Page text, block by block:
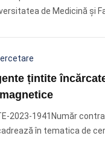
de Medicină și
țintite
2023-1941Număr
în tematica de